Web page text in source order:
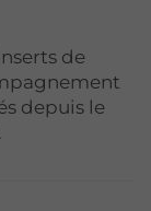
de
depuis le